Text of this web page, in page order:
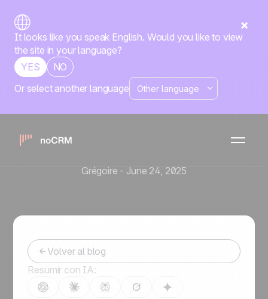
It looks like you speak English. Would you like to view
the site in your language?
YES
NO
Or select another language
Herramientas y automatización de ventas
¿CRM en Excel o un
software de gestión de
Grégoire - June 24, 2025
Volver al blog
Resumir con IA: